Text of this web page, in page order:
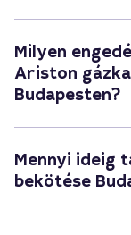
Milyen
Ariston
Budapesten?
Mennyi ideig
bekötése